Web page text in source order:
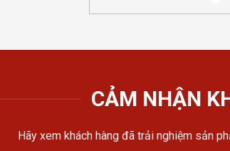
CẢM NHẬN
Hãy xem khách hàng đã trải nghiệm sản